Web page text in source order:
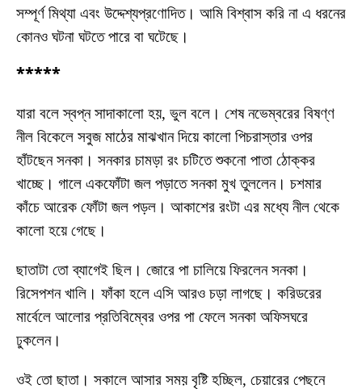
সম্পূর্ণ মিথ্যা এবং উদ্দেশ্যপ্রণোদিত। আমি বিশ্বাস করি না এ ধরনের
কোনও ঘটনা ঘটতে পারে বা ঘটেছে।
*****
যারা বলে স্বপ্ন সাদাকালো হয়, ভুল বলে। শেষ নভেম্বরের বিষণ্ণ
নীল বিকেলে সবুজ মাঠের মাঝখান দিয়ে কালো পিচরাস্তার ওপর
হাঁটছেন সনকা। সনকার চামড়া রং চটিতে শুকনো পাতা ঠোক্কর
খাচ্ছে। গালে একফোঁটা জল পড়াতে সনকা মুখ তুললেন। চশমার
কাঁচে আরেক ফোঁটা জল পড়ল। আকাশের রংটা এর মধ্যে নীল থেকে
কালো হয়ে গেছে।
ছাতাটা তো ব্যাগেই ছিল। জোরে পা চালিয়ে ফিরলেন সনকা।
রিসেপশন খালি। ফাঁকা হলে এসি আরও চড়া লাগছে। করিডরের
মার্বেলে আলোর প্রতিবিম্বের ওপর পা ফেলে সনকা অফিসঘরে
ঢুকলেন।
ওই তো ছাতা। সকালে আসার সময় বৃষ্টি হচ্ছিল, চেয়ারের পেছনে